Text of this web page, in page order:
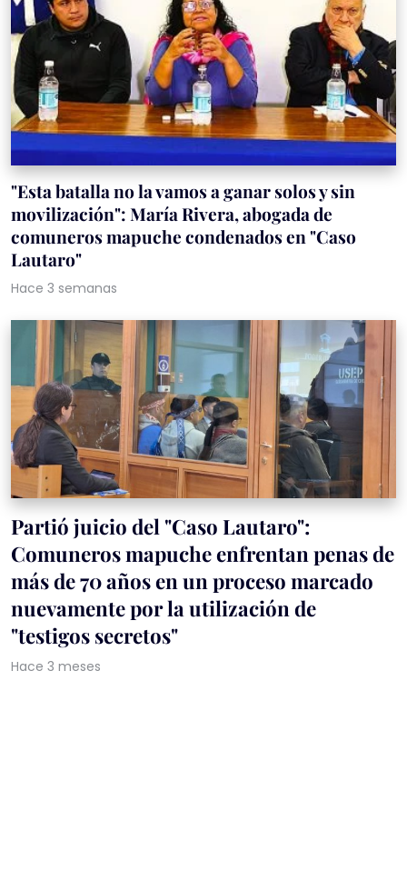
"Esta batalla no la vamos a ganar solos y sin
movilización": María Rivera, abogada de
comuneros mapuche condenados en "Caso
Lautaro"
Hace 3 semanas
Partió juicio del "Caso Lautaro":
Comuneros mapuche enfrentan penas de
más de 70 años en un proceso marcado
nuevamente por la utilización de
"testigos secretos"
Hace 3 meses